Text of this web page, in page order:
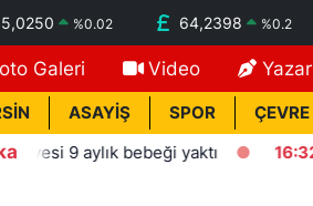
%0.02 64,2398 %0.2
Galeri Video
ASAYİŞ SPOR ÇEVRE
aylık bebeği yaktı 16:32